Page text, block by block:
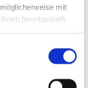
mit
bereitgestellt
Sperrschlämme